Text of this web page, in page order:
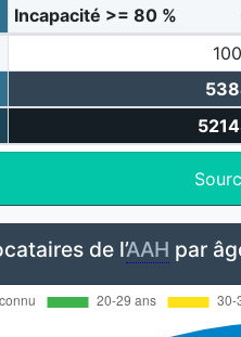
Incapacité >= 80 %
de l’AAH par